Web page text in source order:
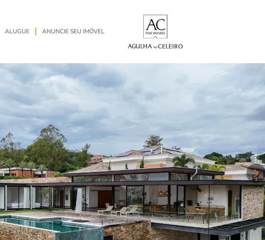
ALUGUE ANUNCIE SEU IMÓVEL